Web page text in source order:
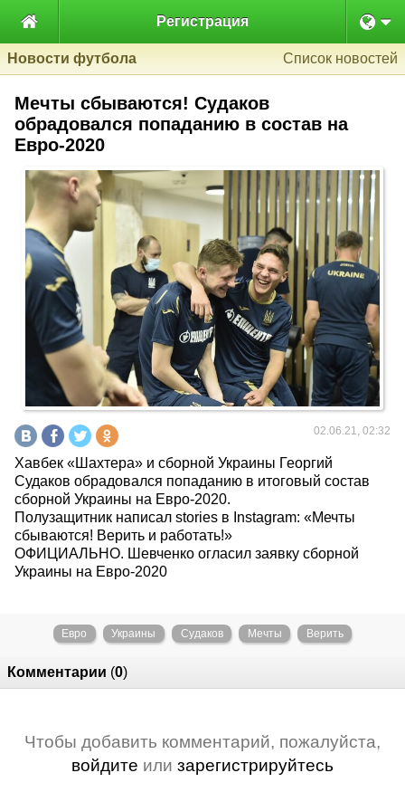
 Регистрация
Новости футбола Список новостей
Мечты сбываются! Судаков
обрадовался попаданию в состав на
Евро-2020
02.06.21, 02:32
Хавбек «Шахтера» и сборной Украины Георгий
Судаков обрадовался попаданию в итоговый состав
сборной Украины на Евро-2020.
Полузащитник написал stories в Instagram: «Мечты
сбываются! Верить и работать!»
ОФИЦИАЛЬНО. Шевченко огласил заявку сборной
Украины на Евро-2020
Евро Украины Судаков Мечты Верить
Комментарии (0)
Чтобы добавить комментарий, пожалуйста,
войдите или зарегистрируйтесь